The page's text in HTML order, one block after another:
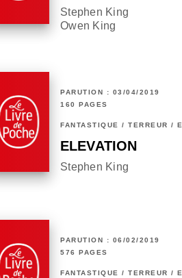
Stephen King
Owen King
PARUTION : 03/04/2019
160 PAGES
FANTASTIQUE / TERREUR /
ELEVATION
Stephen King
PARUTION : 06/02/2019
576 PAGES
FANTASTIQUE / TERREUR /